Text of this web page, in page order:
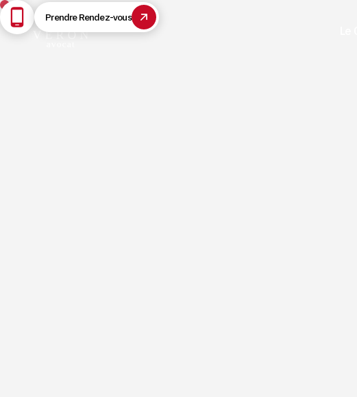
Prendre Rendez-vous